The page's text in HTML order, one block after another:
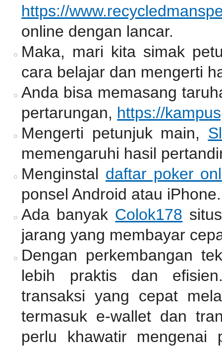
https://
online dengan lancar.
Maka, mari kita simak
cara belajar dan mengerti
Anda bisa memasang
pertarungan, https://
Mengerti petunjuk main,
memengaruhi hasil
Menginstal daftar poker
ponsel Android atau iPhone.
Ada banyak Colok178
jarang yang membayar
Dengan perkembangan
lebih praktis dan
transaksi yang cepat
termasuk e-wallet dan
perlu khawatir mengenai